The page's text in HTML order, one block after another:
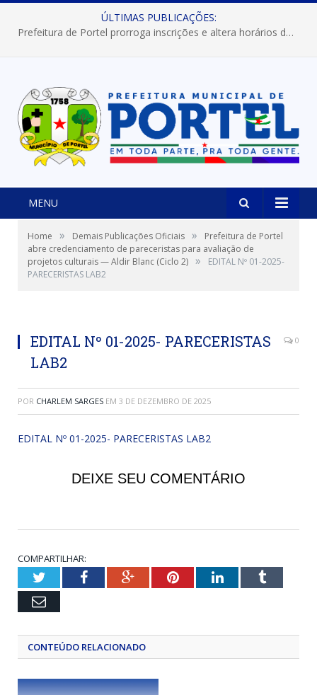
ÚLTIMAS PUBLICAÇÕES:
Prefeitura de Portel prorroga inscrições e altera horários dos concursos “Musa” e “Miss Mix Verão 2026”
MENU
Home » Demais Publicações Oficiais »
Prefeitura de Portel
abre credenciamento de pareceristas para avaliação de
projetos culturais — Aldir Blanc (Ciclo 2) »
EDITAL Nº 01-2025-
PARECERISTAS LAB2
EDITAL Nº 01-2025- PARECERISTAS
LAB2
0
POR CHARLEM SARGES EM 3 DE DEZEMBRO DE 2025
EDITAL Nº 01-2025- PARECERISTAS LAB2
DEIXE SEU COMENTÁRIO
COMPARTILHAR:
TwitterFacebookGoogle+PinterestLinkedInTumblr
Email
CONTEÚDO RELACIONADO